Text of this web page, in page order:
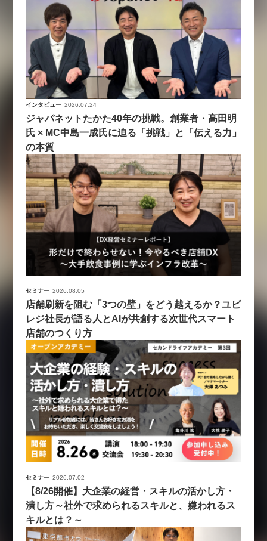
インタビュー 2026.07.24
ジャパネットたかた40年の挑戦。創業者・髙田明
氏 × MC中島一成氏に迫る「挑戦」と「伝える力」
の本質
セミナー 2026.08.05
店舗刷新を阻む「3つの壁」をどう越えるか？ユビ
レジ社長が語る人とAIが共創する次世代スマート
店舗のつくり方
セミナー 2026.07.02
【8/26開催】大企業の経営・スキルの活かし方・
潰し方～社外で求められるスキルと、嫌われるス
キルとは？～